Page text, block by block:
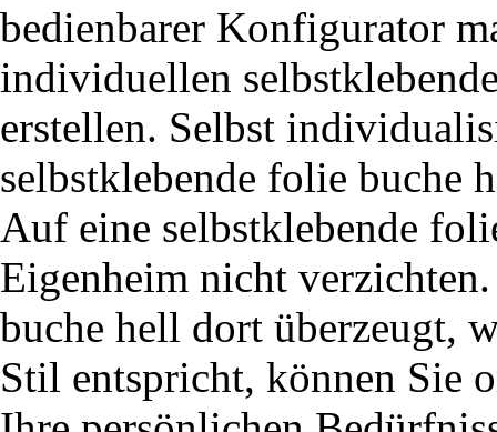
bedienbarer Konfigurator
individuellen
erstellen. Selbst
selbstklebende folie buche
Auf eine selbstklebende
Eigenheim nicht
buche hell dort überzeugt,
Stil entspricht, können Sie